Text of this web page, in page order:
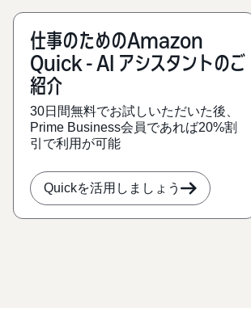
仕事のためのAmazon
Quick - AI アシスタントのご
紹介
30日間無料でお試しいただいた後、
Prime Business会員であれば20%割
引で利用が可能
Quickを活用しましょう